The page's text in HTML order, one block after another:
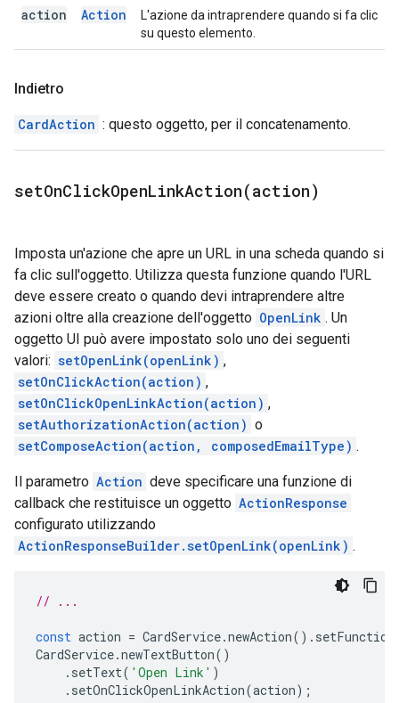
action Action
L'azione da intraprendere quando si fa clic
su questo elemento.
Indietro
CardAction : questo oggetto, per il concatenamento.
setOnClickOpenLinkAction(action)
Imposta un'azione che apre un URL in una scheda quando si
fa clic sull'oggetto. Utilizza questa funzione quando l'URL
deve essere creato o quando devi intraprendere altre
azioni oltre alla creazione dell'oggetto OpenLink . Un
oggetto UI può avere impostato solo uno dei seguenti
valori: setOpenLink(openLink) ,
setOnClickAction(action) ,
setOnClickOpenLinkAction(action) ,
setAuthorizationAction(action) o
setComposeAction(action, composedEmailType) .
Il parametro Action deve specificare una funzione di
callback che restituisce un oggetto ActionResponse
configurato utilizzando
ActionResponseBuilder.setOpenLink(openLink) .
// ...
const action = CardService.newAction().
CardService.newTextButton()
. setText( 'Open Link' )
. setOnClickOpenLinkAction(action);